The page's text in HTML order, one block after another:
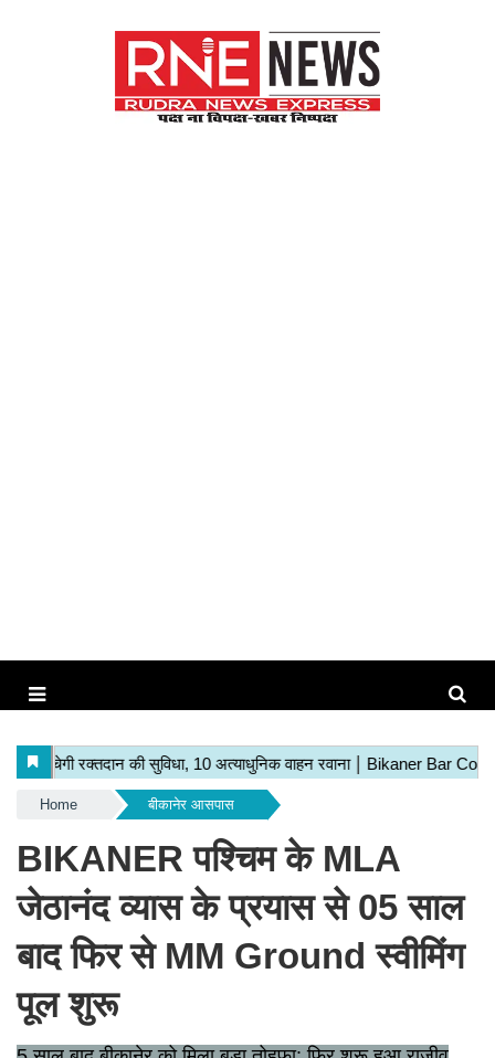
Home बीकानेर आसपास
BIKANER पश्चिम के MLA
जेठानंद व्यास के प्रयास से 05 साल
बाद फिर से MM Ground स्वीमिंग
पूल शुरू